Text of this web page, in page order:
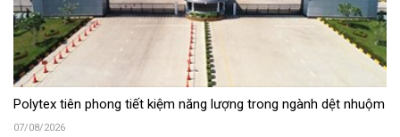
Polytex tiên phong tiết kiệm năng lượng trong ngành dệt nhuộm
07/08/2026